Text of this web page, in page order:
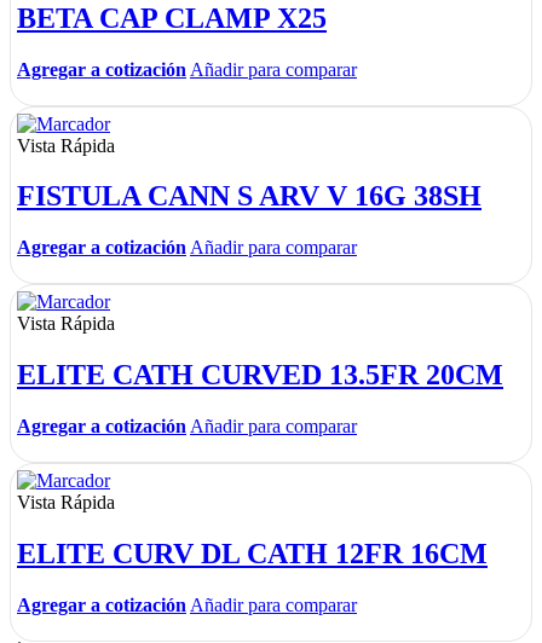
BETA CAP CLAMP X25
Agregar a cotización Añadir para comparar
Vista Rápida
FISTULA CANN S ARV V 16G 38SH
Agregar a cotización Añadir para comparar
Vista Rápida
ELITE CATH CURVED 13.5FR 20CM
Agregar a cotización Añadir para comparar
Vista Rápida
ELITE CURV DL CATH 12FR 16CM
Agregar a cotización Añadir para comparar